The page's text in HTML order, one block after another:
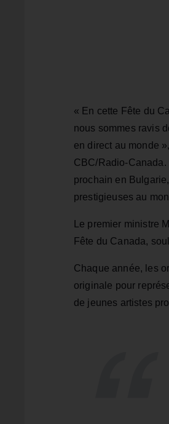
« En cette Fête du
nous sommes ravis
en direct au monde
CBC/
prochain en
prestigieuses au
Le premier ministre
Fête du Canada,
Chaque année, les
originale pour
de jeunes artistes